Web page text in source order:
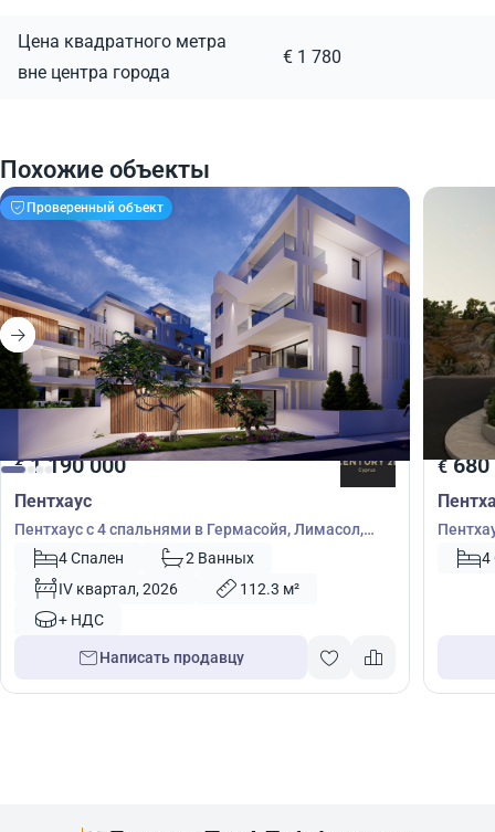
Цена квадратного метра
вне центра города
€ 1 780
Похожие объекты
Проверенный объект
€1 190 000
Пентхаус
Пентхаус с 4 спальнями в Гермасойя, Лимасол,
Кипр № 54104
4 Спален
2 Ванных
IV квартал, 2026
112.3 м²
+ НДС
Написать продавцу
€680
Кипр4